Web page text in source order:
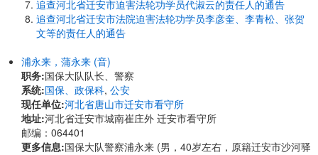
追查河北省迁安市迫害法轮功学员代淑云的责任人的通告
追查河北省迁安市法院迫害法轮功学员李彦奎、李青松、张贺
文等的责任人的通告
浦永来，蒲永来 (音)
职务:国保大队队长、警察
系统:国保、政保科, 公安
现任单位:河北省唐山市迁安市看守所
地址:河北省迁安市城南崔庄外 迁安市看守所
邮编：064401
更多信息:国保大队警察浦永来 (男，40岁左右，原籍迁安市沙河驿